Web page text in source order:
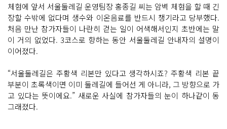
서
도 헬
멧, 하
네
스 척
척 착
용
안
하
게 착
용
했
으
니 암
벽 등
체험에 앞서 서울둘레길 운영팀장 홍종길 씨는 암벽 체험을 할 때 긴
장할 수밖에 없다며 생수와 이온음료를 반드시 챙기라고 당부했다.
처음 만난 참가자들이 나란히 걷는 일이 어색해서인지 초반에는 말
이 거의 없었다. 3코스로 향하는 동안 서울둘레길 안내자의 설명이
이어졌다.
“서울둘레길은 주황색 리본만 있다고 생각하시죠? 주황색 리본 끝
부분이 초록색이면 이미 둘레길에 들어선 게 아니라, 그 방향으로 가
고 있다는 뜻이에요.” 새로운 사실에 참가자들의 눈이 하나같이 동
그래졌다.